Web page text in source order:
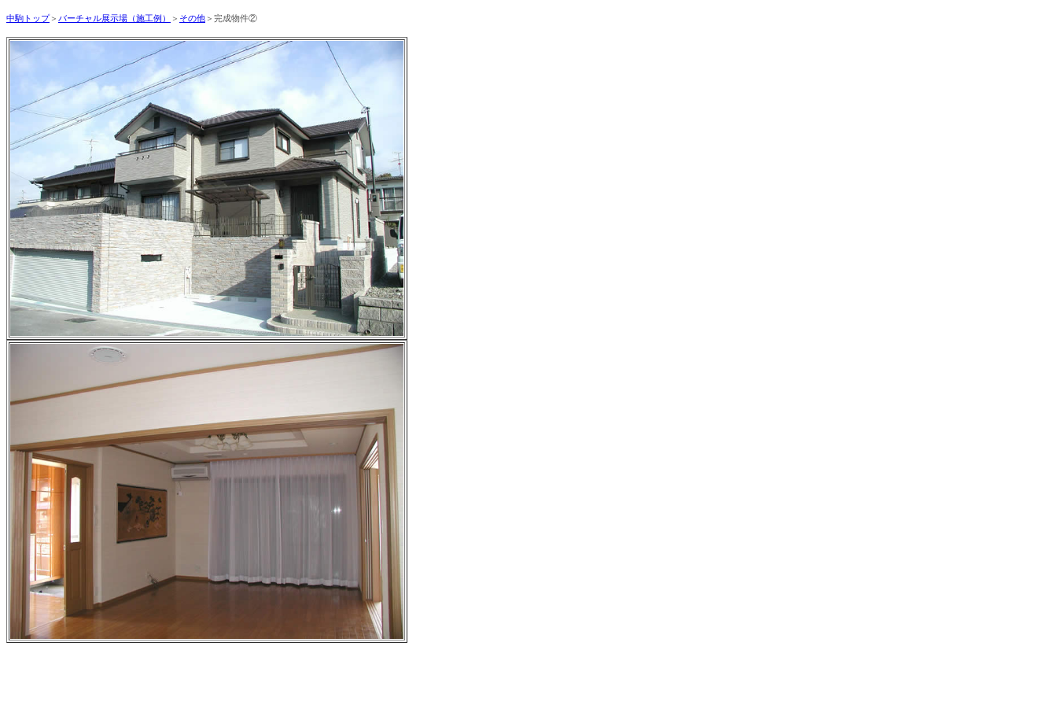
中駒トップ＞ バーチャル展示場（施工例） ＞ その他 ＞完成物件②